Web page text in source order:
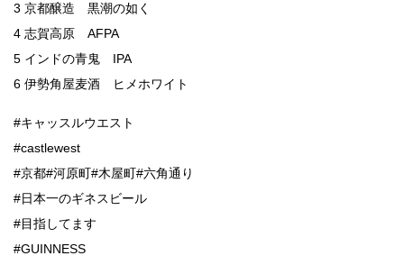
3 京都醸造 黒潮の如く
4 志賀高原 AFPA
5 インドの青鬼 IPA
6 伊勢角屋麦酒 ヒメホワイト
#キャッスルウエスト
#castlewest
#京都#河原町#木屋町#六角通り
#日本一のギネスビール
#目指してます
#GUINNESS